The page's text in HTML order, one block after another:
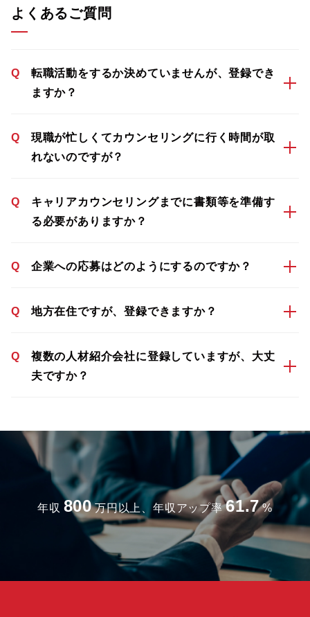
よくあるご質問
Q
転職活動をするか決めていませんが、登録でき
ますか？
Q
現職が忙しくてカウンセリングに行く時間が取
れないのですが？
Q
キャリアカウンセリングまでに書類等を準備す
る必要がありますか？
Q 企業への応募はどのようにするのですか？
Q 地方在住ですが、登録できますか？
Q
複数の人材紹介会社に登録していますが、大丈
夫ですか？
年収 800 万円以上、年収アップ率 61.7 %